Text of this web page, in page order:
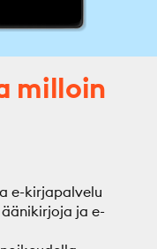
milloin
e-kirjapalvelu
ja e-